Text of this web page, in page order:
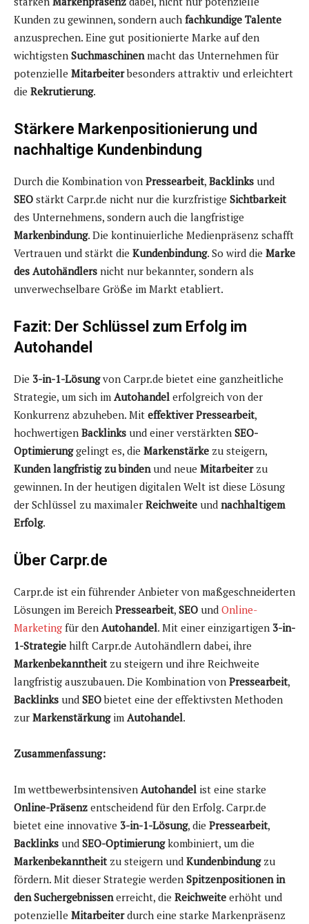
Kunden zu gewinnen, sondern auch fachkundige Talente
anzusprechen. Eine gut positionierte Marke auf den
wichtigsten Suchmaschinenmacht das Unternehmen für
potenzielle Mitarbeiterbesonders attraktiv und erleichtert
die Rekrutierung.
Stärkere Markenpositionierung und
nachhaltige Kundenbindung
Durch die Kombination von Pressearbeit, Backlinks und
SEO stärkt Carpr.de nicht nur die kurzfristige Sichtbarkeit
des Unternehmens, sondern auch die langfristige
Markenbindung. Die kontinuierliche Medienpräsenz schafft
Vertrauen und stärkt die Kundenbindung. So wird die Marke
des Autohändlers nicht nur bekannter, sondern als
unverwechselbare Größe im Markt etabliert.
Fazit: Der Schlüssel zum Erfolg im
Autohandel
Die 3-in-1-Lösungvon Carpr.de bietet eine ganzheitliche
Strategie, um sich im Autohandel erfolgreich von der
Konkurrenz abzuheben. Mit effektiver Pressearbeit,
hochwertigen Backlinks und einer verstärkten SEO-
Optimierunggelingt es, die Markenstärke zu steigern,
Kunden langfristig zu bindenund neue Mitarbeiterzu
gewinnen. In der heutigen digitalen Welt ist diese Lösung
der Schlüssel zu maximaler Reichweite und nachhaltigem
Erfolg.
Über Carpr.de
Carpr.de ist ein führender Anbieter von maßgeschneiderten
Lösungen im Bereich Pressearbeit, SEO und Online-
Marketing für den Autohandel. Mit einer einzigartigen 3-in-
1-Strategie hilft Carpr.de Autohändlern dabei, ihre
Markenbekanntheitzu steigern und ihre Reichweite
langfristig auszubauen. Die Kombination von Pressearbeit,
Backlinks und SEObietet eine der effektivsten Methoden
zur Markenstärkungim Autohandel.
Zusammenfassung:
Im wettbewerbsintensiven Autohandel ist eine starke
Online-Präsenz entscheidend für den Erfolg. Carpr.de
bietet eine innovative 3-in-1-Lösung, die Pressearbeit,
Backlinks und SEO-Optimierungkombiniert, um die
Markenbekanntheitzu steigern und Kundenbindungzu
fördern. Mit dieser Strategie werden Spitzenpositionen in
den Suchergebnissenerreicht, die Reichweite erhöht und
potenzielle Mitarbeiterdurch eine starke Markenpräsenz